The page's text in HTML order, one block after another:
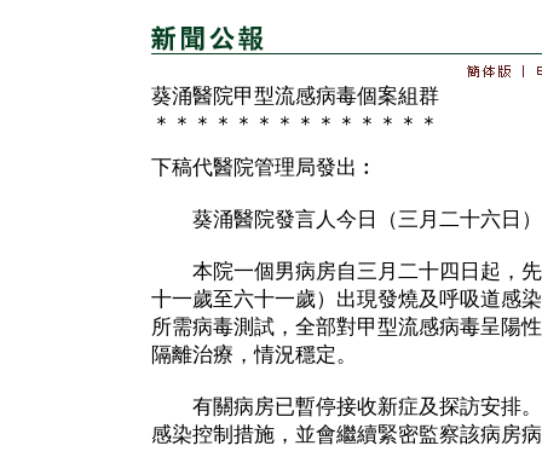
葵涌醫院甲型流感病毒個案組群
＊＊＊＊＊＊＊＊＊＊＊＊＊＊
下稿代醫院管理局發出︰
葵涌醫院發言人今日（三月二十六日）
本院一個男病房自三月二十四日起，先
十一歲至六十一歲）出現發燒及呼吸道感
所需病毒測試，全部對甲型流感病毒呈陽
隔離治療，情況穩定。
有關病房已暫停接收新症及探訪安排。
感染控制措施，並會繼續緊密監察該病房